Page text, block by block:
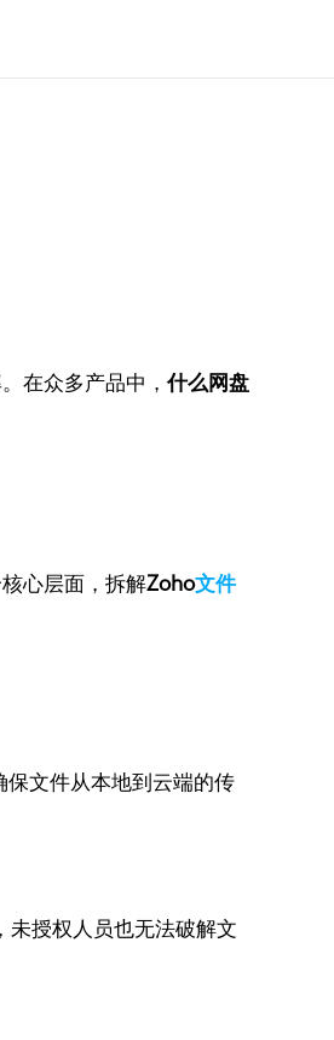
在众多产品中，什么网盘
心层面，拆解Zoho文件
保文件从本地到云端的传
未授权人员也无法破解文